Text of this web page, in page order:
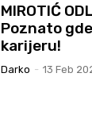
MIROTIĆ
Poznato
karijeru!
Darko - 13 Feb